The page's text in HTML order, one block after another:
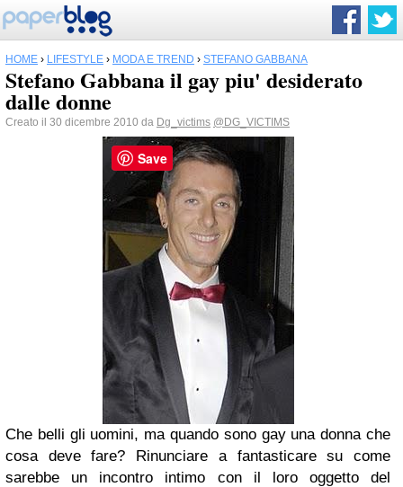
HOME › LIFESTYLE › MODA E TREND › STEFANO GABBANA
Stefano Gabbana il gay piu' desiderato
dalle donne
Creato il 30 dicembre 2010 da Dg_victims @DG_VICTIMS
Che belli gli uomini, ma quando sono gay una donna che
cosa deve fare? Rinunciare a fantasticare su come
sarebbe un incontro intimo con il loro oggetto del
Save